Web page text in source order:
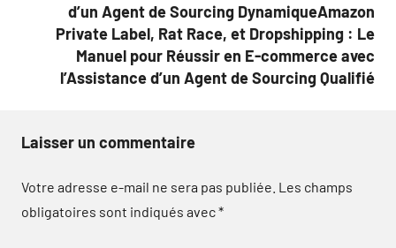
d’un Agent de Sourcing DynamiqueAmazon
Private Label, Rat Race, et Dropshipping : Le
Manuel pour Réussir en E-commerce avec
l’Assistance d’un Agent de Sourcing Qualifié
Laisser un commentaire
Votre adresse e-mail ne sera pas publiée. Les champs
obligatoires sont indiqués avec*